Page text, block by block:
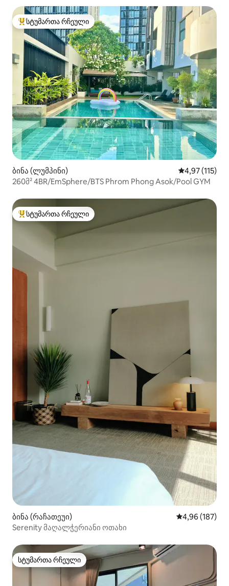
სტუმართა რჩეული მოწინავე ვარიანტი
სტუმართა რჩეული
ბინა (ლუმპინი) საშუალო
4,97 (115)
260მ² 4BR/EmSphere/BTS Phrom Phong Asok/Pool GYM
სტუმართა რჩეული მოწინავე ვარიანტი
სტუმართა რჩეული
ბინა (რაჩათეუი) საშუალო
4,96 (187)
Serenity მაღალჭერიანი ოთახი
სტუმართა რჩეული
სტუმართა რჩეული